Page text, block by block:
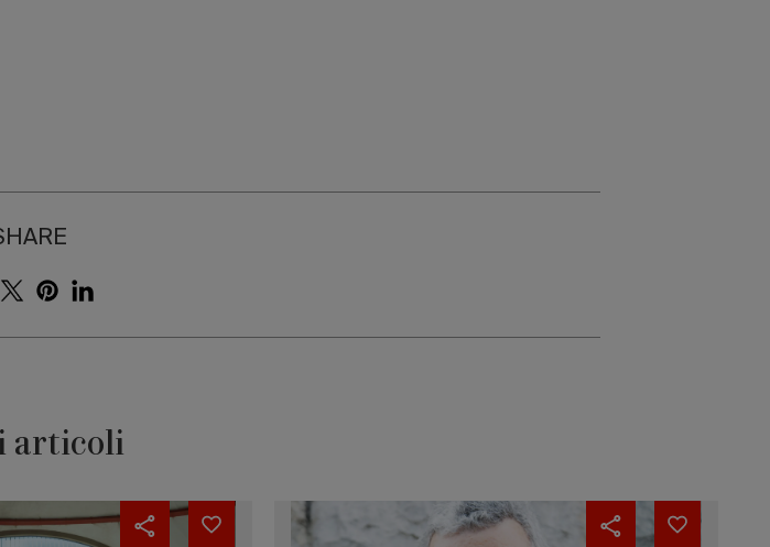
articoli